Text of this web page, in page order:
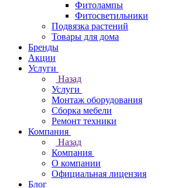
Фитолампы
Фитосветильники
Подвязка растений
Товары для дома
Бренды
Акции
Услуги
Назад
Услуги
Монтаж оборудования
Сборка мебели
Ремонт техники
Компания
Назад
Компания
О компании
Официальная лицензия
Блог